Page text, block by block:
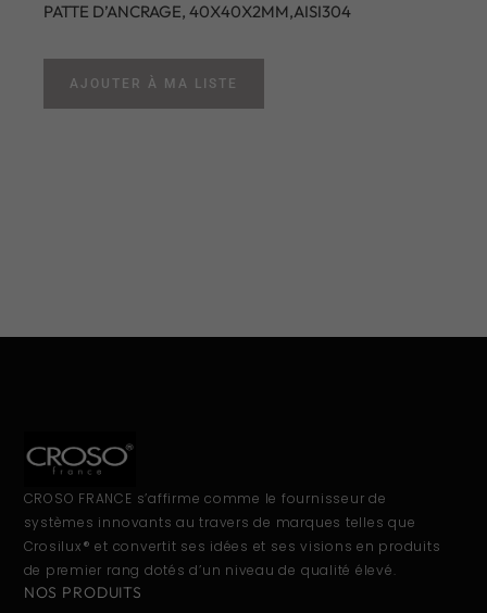
PATTE D’ANCRAGE, 40X40X2MM,AISI304
AJOUTER À MA LISTE
CROSO FRANCE s’affirme comme le fournisseur de
systèmes innovants au travers de marques telles que
Crosilux® et convertit ses idées et ses visions en produits
de premier rang dotés d’un niveau de qualité élevé.
NOS PRODUITS